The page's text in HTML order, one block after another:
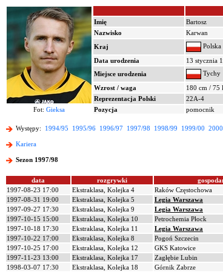
Imię
Bartosz
Nazwisko
Karwan
Kraj
Polska
Data urodzenia
13 stycznia
Miejsce urodzenia
Tychy
Wzrost / waga
180 cm / 75
Reprezentacja Polski
22A-4
Fot: Gieksa Pozycja pomocnik
Występy: 1994/95 1995/96 1996/97 1997/98 1998/99 1999/00
Kariera
Sezon 1997/98
data rozgrywki
1997-08-23 17:00
Ekstraklasa, Kolejka 4 Raków Częstochowa
1997-08-31 19:00
Ekstraklasa, Kolejka 5 Legia Warszawa
1997-09-27 17:30
Ekstraklasa, Kolejka 9 Legia Warszawa
1997-10-15 15:00
Ekstraklasa, Kolejka 10 Petrochemia Płock
1997-10-18 17:30
Ekstraklasa, Kolejka 11 Legia Warszawa
1997-10-22 17:00
Ekstraklasa, Kolejka 8 Pogoń Szczecin
1997-10-25 17:00
Ekstraklasa, Kolejka 12 GKS Katowice
1997-11-23 13:00
Ekstraklasa, Kolejka 17 Zagłębie Lubin
1998-03-07 17:30
Ekstraklasa, Kolejka 18 Górnik Zabrze